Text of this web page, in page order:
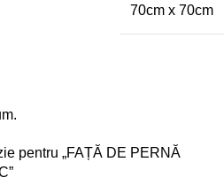
70cm x 70cm
pentru „FAȚĂ DE PERNĂ